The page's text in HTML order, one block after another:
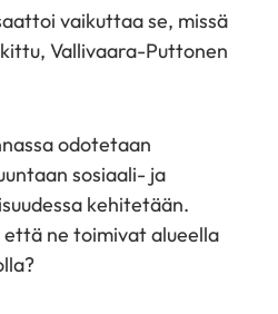
vaikuttaa se, missä
Vallivaara-Puttonen
odotetaan
sosiaali- ja
kehitetään.
ne toimivat alueella